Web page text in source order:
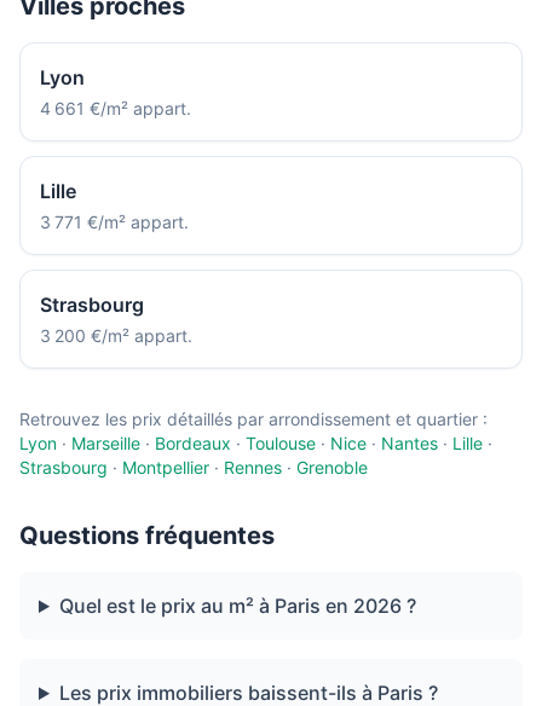
Villes proches
Lyon
4 661 €/m² appart.
Lille
3 771 €/m² appart.
Strasbourg
3 200 €/m² appart.
Retrouvez les prix détaillés par arrondissement et quartier :
Lyon · Marseille · Bordeaux · Toulouse · Nice · Nantes · Lille ·
Strasbourg · Montpellier · Rennes · Grenoble
Questions fréquentes
Quel est le prix au m² à Paris en 2026 ?
Les prix immobiliers baissent-ils à Paris ?